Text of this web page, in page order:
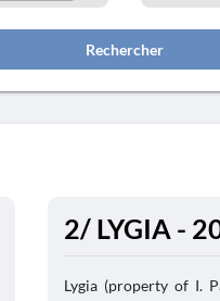
Rechercher
2/ LYGIA -
Lygia (property of I.